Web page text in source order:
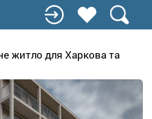
житло для Харкова та